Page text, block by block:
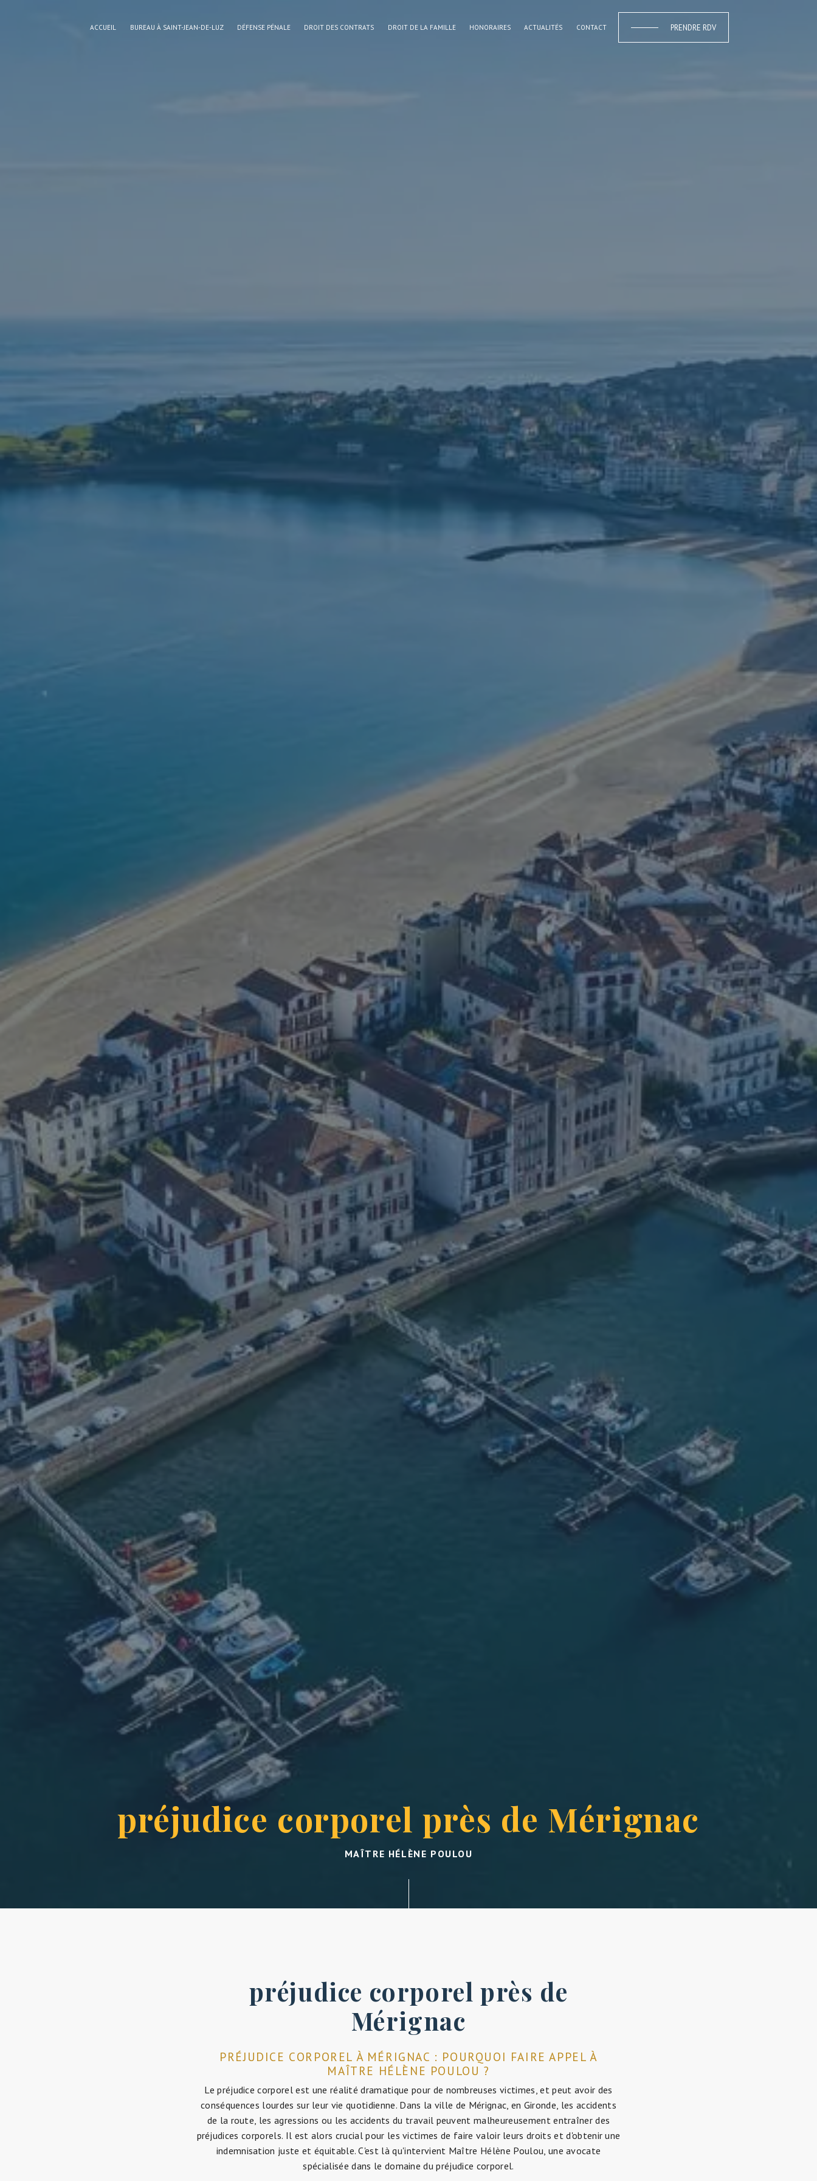
ACCUEIL BUREAU À SAINT-JEAN-DE-LUZ DÉFENSE PÉNALE DROIT DES CONTRATS DROIT DE LA FAMILLE HONORAIRES ACTUALITÉS CONTACT PRENDRE RDV
préjudice corporel près de Mérignac
MAÎTRE HÉLÈNE POULOU
préjudice corporel près de
Mérignac
PRÉJUDICE CORPOREL À MÉRIGNAC : POURQUOI FAIRE APPEL À
MAÎTRE HÉLÈNE POULOU ?
Le préjudice corporel est une réalité dramatique pour de nombreuses victimes, et peut avoir des
conséquences lourdes sur leur vie quotidienne. Dans la ville de Mérignac, en Gironde, les accidents
de la route, les agressions ou les accidents du travail peuvent malheureusement entraîner des
préjudices corporels. Il est alors crucial pour les victimes de faire valoir leurs droits et d'obtenir une
indemnisation juste et équitable. C'est là qu'intervient Maître Hélène Poulou, une avocate
spécialisée dans le domaine du préjudice corporel.